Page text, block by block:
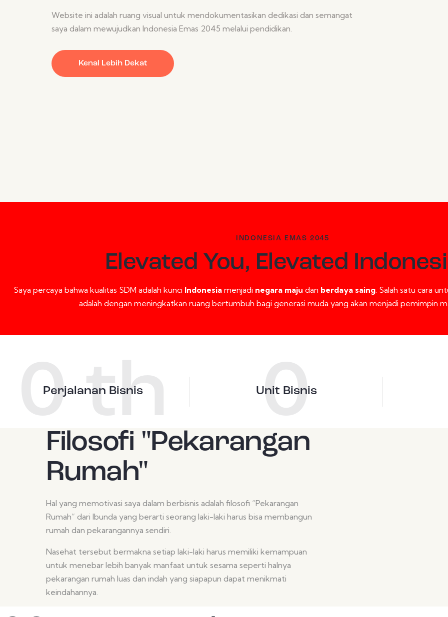
Website ini adalah ruang visual untuk mendokumentasikan dedikasi dan semangat
saya dalam mewujudkan Indonesia Emas 2045 melalui pendidikan.
Kenal Lebih Dekat
INDONESIA EMAS 2045
Elevated You, Elevated
Saya percaya bahwa kualitas SDM adalah kunci Indonesiamenjadi negara maju dan berdaya saing. Salah satu cara
adalah dengan meningkatkan ruang bertumbuh bagi generasi muda yang akan menjadi pemimpin
0 th
Perjalanan Bisnis 0
Unit Bisnis
Filosofi "Pekarangan
Rumah"
Hal yang memotivasi saya dalam berbisnis adalah filosofi “Pekarangan
Rumah” dari Ibunda yang berarti seorang laki-laki harus bisa membangun
rumah dan pekarangannya sendiri.
Nasehat tersebut bermakna setiap laki-laki harus memiliki kemampuan
untuk menebar lebih banyak manfaat untuk sesama seperti halnya
pekarangan rumah luas dan indah yang siapapun dapat menikmati
keindahannya.